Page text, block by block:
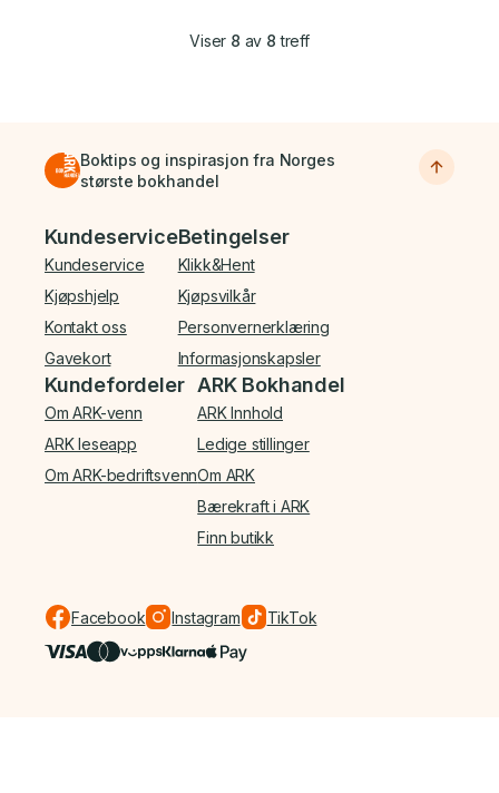
Viser 8 av 8 treff
Boktips og inspirasjon fra Norges
største bokhandel
Bunnmeny
Kundeservice
Kundeservice
Kjøpshjelp
Kontakt oss
Gavekort
Betingelser
Klikk&Hent
Kjøpsvilkår
Personvernerklæring
Informasjonskapsler
Kundefordeler
Om ARK-venn
ARK leseapp
Om ARK-bedriftsvenn
ARK Bokhandel
ARK Innhold
Ledige stillinger
Om ARK
Bærekraft i ARK
Finn butikk
Facebook Instagram TikTok